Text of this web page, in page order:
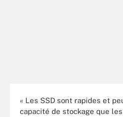
« Les SSD sont rapides et
capacité de stockage que